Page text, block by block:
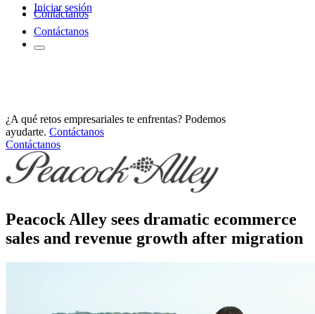
Iniciar sesión
Contáctanos
Contáctanos
¿A qué retos empresariales te enfrentas? Podemos
ayudarte. Contáctanos
Contáctanos
Peacock Alley sees dramatic ecommerce
sales and revenue growth after migration